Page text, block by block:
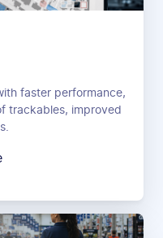
faster performance,
trackables, improved